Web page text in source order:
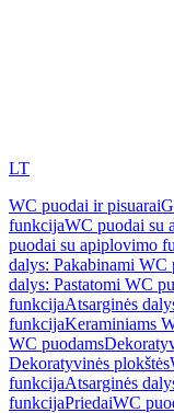
LT
WC puodai ir pisuarai
funkcijaWC puodai su
puodai su apiplovimo
dalys: Pakabinami WC
dalys: Pastatomi WC
funkcijaAtsarginės
funkcijaKeraminiams
WC puodams
Dekoratyvinės plokštės
funkcijaAtsarginės
funkcijaPriedaiWC